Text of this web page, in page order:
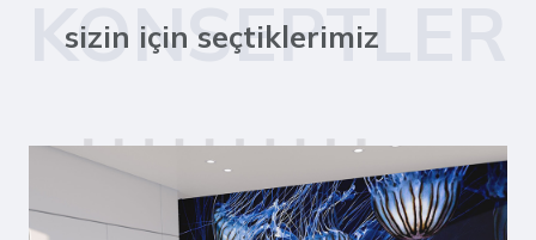
KONSEPTLER
sizin için seçtiklerimiz